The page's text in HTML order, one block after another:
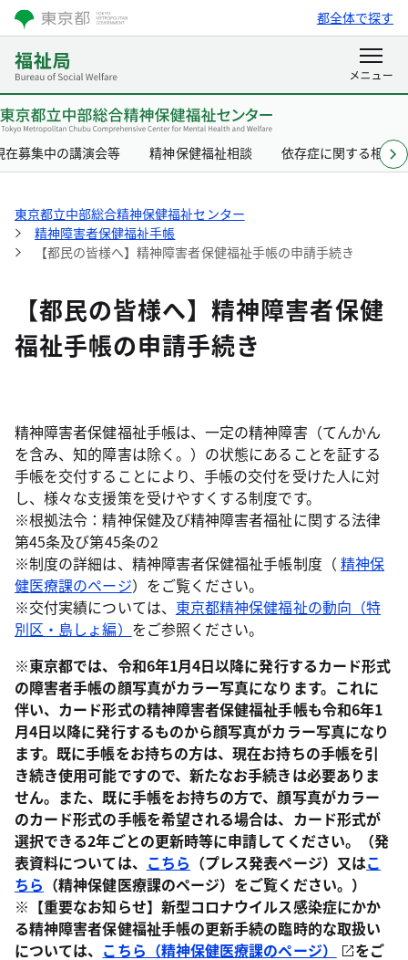
都全体で探す
在募集中の講演会等 精神保健福祉相談 依存症に関する相談
東京都立中部総合精神保健福祉センター
精神障害者保健福祉手帳
【都民の皆様へ】精神障害者保健福祉手帳の申請手続き
【都民の皆様へ】精神障害者保健
福祉手帳の申請手続き
精神障害者保健福祉手帳は、一定の精神障害（てんかん
を含み、知的障害は除く。）の状態にあることを証する
手帳を交付することにより、手帳の交付を受けた人に対
し、様々な支援策を受けやすくする制度です。
※根拠法令：精神保健及び精神障害者福祉に関する法律
第45条及び第45条の2
※制度の詳細は、精神障害者保健福祉手帳制度（ 精神保
健医療課のページ）をご覧ください。
※交付実績については、 東京都精神保健福祉の動向（特
別区・島しょ編） をご参照ください。
※東京都では、令和6年1月4日以降に発行するカード形式
の障害者手帳の顔写真がカラー写真になります。これに
伴い、カード形式の精神障害者保健福祉手帳も令和6年1
月4日以降に発行するものから顔写真がカラー写真になり
ます。既に手帳をお持ちの方は、現在お持ちの手帳を引
き続き使用可能ですので、新たなお手続きは必要ありま
せん。また、既に手帳をお持ちの方で、顔写真がカラー
のカード形式の手帳を希望される場合は、カード形式が
選択できる2年ごとの更新時等に申請してください。（発
表資料については、 こちら （プレス発表ページ）又はこ
ちら （精神保健医療課のページ）をご覧ください。）
※【重要なお知らせ】新型コロナウイルス感染症にかか
る精神障害者保健福祉手帳の更新手続の臨時的な取扱い
については、 こちら（精神保健医療課のページ）
をご